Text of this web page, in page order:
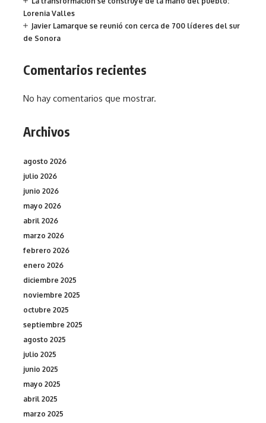
Lorenia Valles
Javier Lamarque se reunió con cerca de 700 líderes del sur
de Sonora
Comentarios recientes
No hay comentarios que mostrar.
Archivos
agosto 2026
julio 2026
junio 2026
mayo 2026
abril 2026
marzo 2026
febrero 2026
enero 2026
diciembre 2025
noviembre 2025
octubre 2025
septiembre 2025
agosto 2025
julio 2025
junio 2025
mayo 2025
abril 2025
marzo 2025